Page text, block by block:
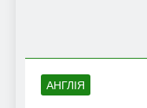
АНГЛІЯ